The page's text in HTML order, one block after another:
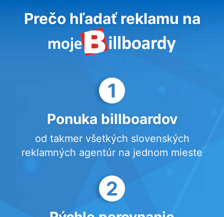
Prečo hľadať reklamu na
1
Ponuka billboardov
od takmer všetkých slovenských
reklamných agentúr na jednom mieste
2